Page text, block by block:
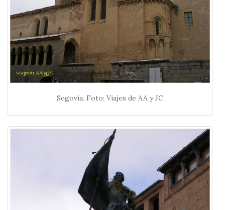
Segovia. Foto: Viajes de AA y JC